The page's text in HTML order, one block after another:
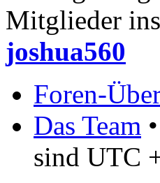
Mitglieder
joshua560
Foren-
Das Team •
sind UTC